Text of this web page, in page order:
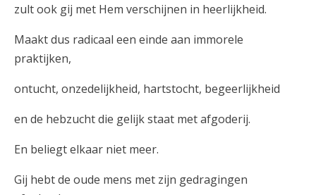
zult ook gij met Hem verschijnen in heerlijkheid.
Maakt dus radicaal een einde aan immorele
praktijken,
ontucht, onzedelijkheid, hartstocht, begeerlijkheid
en de hebzucht die gelijk staat met afgoderij.
En beliegt elkaar niet meer.
Gij hebt de oude mens met zijn gedragingen